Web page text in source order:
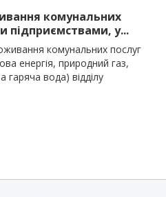
комунальних
підприємствами, у...
комунальних послуг
енергія, природний газ,
вода) відділу